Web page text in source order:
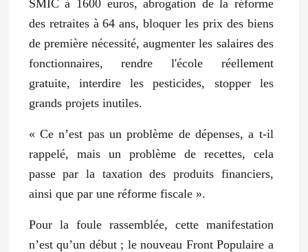
SMIC à 1600 euros, abrogation de la réforme
des retraites à 64 ans, bloquer les prix des biens
de première nécessité, augmenter les salaires des
fonctionnaires, rendre l'école réellement
gratuite, interdire les pesticides, stopper les
grands projets inutiles.
« Ce n’est pas un problème de dépenses, a t-il
rappelé, mais un problème de recettes, cela
passe par la taxation des produits financiers,
ainsi que par une réforme fiscale ».
Pour la foule rassemblée, cette manifestation
n’est qu’un début ; le nouveau Front Populaire a